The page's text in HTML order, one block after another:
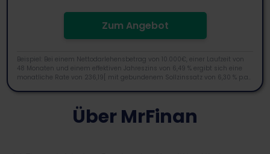
Zum Angebot
Beispiel: Bei einem Nettodarlehensbetrag von 10.000€, einer Laufzeit von
48 Monaten und einem effektiven Jahreszins von 6,49 % ergibt sich eine
monatliche Rate von 236,19[ mit gebundenem Sollzinssatz von 6,30 % p.a..
Über MrFinan